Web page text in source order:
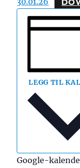
LEGG TIL
Google-